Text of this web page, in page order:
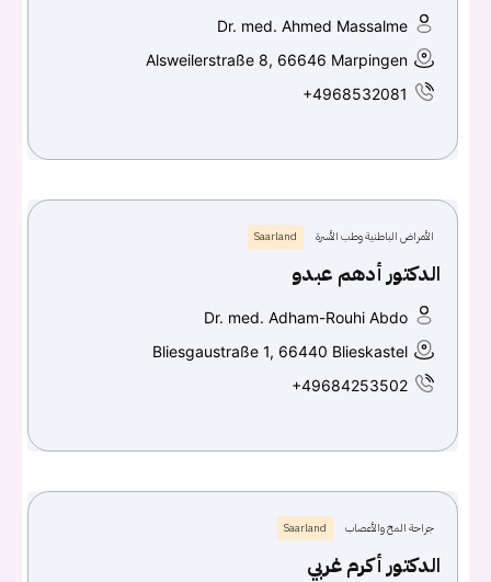
Dr. med. Ahmed Massalme
Alsweilerstraße 8, 66646 Marpingen
+4968532081
الأمراض الباطنية وطب الأسرة Saarland
الدكتور أدهم عبدو
Dr. med. Adham-Rouhi Abdo
Bliesgaustraße 1, 66440 Blieskastel
+49684253502
جراحة المخ والأعصاب Saarland
الدكتور أكرم غربي